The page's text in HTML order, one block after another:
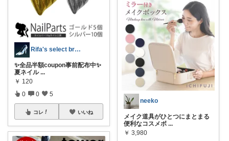
Rifa's select branch
✨全品半額coupon事前配布中✨
夏ネイル ...
￥ 120
0 0 5
コレ いいね
neeko
メイク道具がひとつにまとまる
便利なコスメボ ...
￥ 3,980